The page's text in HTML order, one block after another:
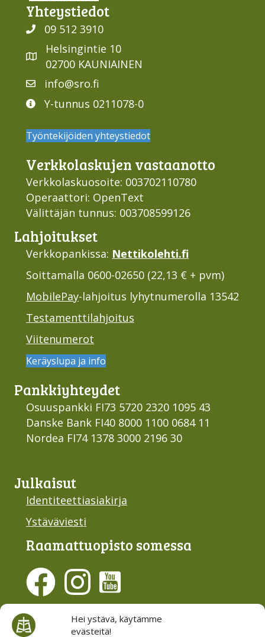
Hei ystävä, käytämme
evästeitä!
Yhteys­tiedot
09 512 3910
Helsingintie 10
02700 KAUNIAINEN
info@sro.fi
Y-tunnus 0211078-0
Työntekijöiden yhteystiedot
Verkko­laskujen vastaan­otto
Verkkolaskuosoite: 003702110780
Operaattori: OpenText
Välittäjän tunnus: 003708599126
Lahjoi­tukset
Verkkopankissa: Nettikolehti.fi
Soittamalla 0600-02650 (22,13 € + pvm)
MobilePay-lahjoitus lyhytnumerolla 13542
Testamenttilahjoitus
Viitenumerot
Keräyslupa ja info
Pankki­yhteydet
Osuuspankki FI73 5720 2320 1095 43
Danske Bank FI40 8000 1100 0684 11
Nordea FI74 1378 3000 2196 30
Julkaisut
Identiteettiasiakirja
Ystäväviesti
Raamattu­opisto somessa
Evästesuostumus